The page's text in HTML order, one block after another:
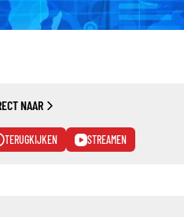
NAAR
TERUGKIJKEN STREAMEN